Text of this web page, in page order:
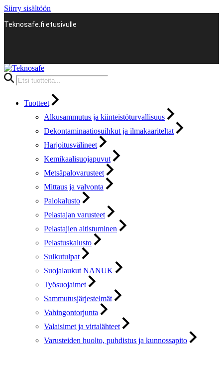
Siirry sisältöön
Teknosafe.fi etusivulle
Products
search
Tuotteet
Alkusammutus ja kiinteistöturvallisuus
Dekontaminaatiosuihkut ja ilmakaariteltat
Harjoitusvälineet
Kemikaalisuojapuvut
Metsäpalovarusteet
Mittaus ja valvonta
Palokalusto
Pelastajan varusteet
Pelastajien altistuminen
Pelastuskalusto
Sulkutulpat
Suojalaukut NANUK
Työsuojaimet
Sammutusjärjestelmät
Vahingontorjunta
Valaisimet ja virtalähteet
Varusteiden huolto, puhdistus ja kunnossapito